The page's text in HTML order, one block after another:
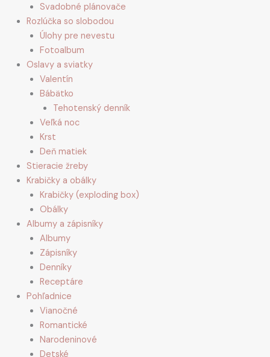
Svadobné plánovače
Rozlúčka so slobodou
Úlohy pre nevestu
Fotoalbum
Oslavy a sviatky
Valentín
Bábätko
Tehotenský denník
Veľká noc
Krst
Deň matiek
Stieracie žreby
Krabičky a obálky
Krabičky (exploding box)
Obálky
Albumy a zápisníky
Albumy
Zápisníky
Denníky
Receptáre
Pohľadnice
Vianočné
Romantické
Narodeninové
Detské